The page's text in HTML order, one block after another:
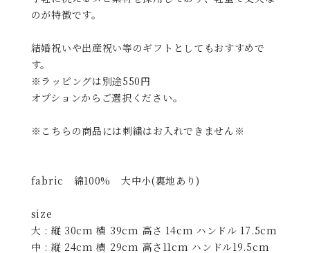
のが特徴です。
結婚祝いや出産祝い等のギフトとしてもおすすめで
す。
※ラッピングは別途550円
オプションからご選択ください。
※こちらの商品には刺繍はお入れできません※
fabric 綿100% 大中小(裏地あり)
size
大 : 縦 30cm 横 39cm 高さ 14cm ハンドル 17.5cm
中 : 縦 24cm 横 29cm 高さ11cm ハンドル19.5cm